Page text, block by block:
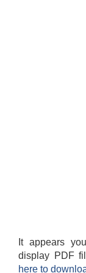
It appears
display PDF
here to